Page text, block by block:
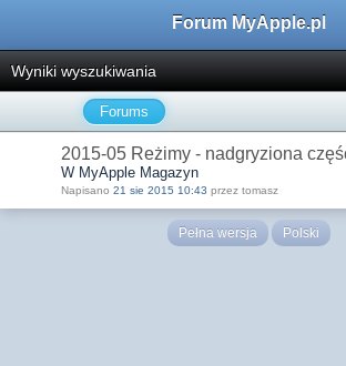
Forum MyApple.pl
Wyniki wyszukiwania
Forums
2015-05 Reżimy - nadgryziona
W MyApple Magazyn
Napisano 21 sie 2015 10:43 przez tomasz
Pełna wersja Polski